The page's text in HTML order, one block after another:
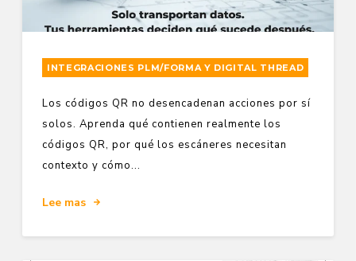
INTEGRACIONES PLM/FORMA Y DIGITAL THREAD
Los códigos QR no desencadenan acciones por sí
solos. Aprenda qué contienen realmente los
códigos QR, por qué los escáneres necesitan
contexto y cómo...
Lee mas